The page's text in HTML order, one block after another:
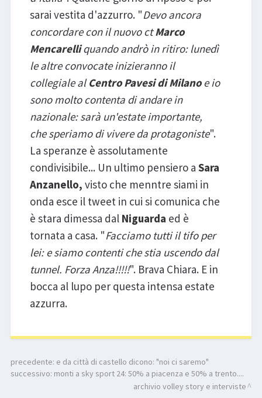
sarai vestita d'azzurro. "Devo ancora
concordare con il nuovo ctMarco
Mencarelliquando andrò in ritiro: lunedì
le altre convocate inizieranno il
collegiale alCentro Pavesi di Milanoe io
sono molto contenta di andare in
nazionale: sarà un'estate importante,
che speriamo di vivere da protagoniste".
La speranze è assolutamente
condivisibile... Un ultimo pensiero a Sara
Anzanello, visto che menntre siami in
onda esce il tweet in cui si comunica che
è stara dimessa dal Niguarda ed è
tornata a casa. "Facciamo tutti il tifo per
lei: e siamo contenti che stia uscendo dal
tunnel. Forza Anza!!!!!". Brava Chiara. E in
bocca al lupo per questa intensa estate
azzurra.
precedente: e da città di castello dicono: "noi ci saremo"
successivo: monti a sky sport 24: 50% a piacenza e 50% a trento....
archivio volley story e interviste